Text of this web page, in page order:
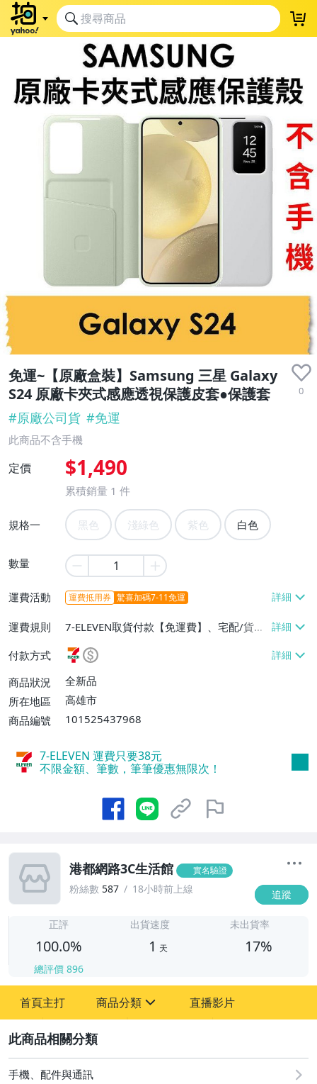
免運~【原廠盒裝】Samsung 三星 Galaxy
S24 原廠卡夾式感應透視保護皮套●保護套
0
#原廠公司貨 #免運
此商品不含手機
定價 $1,490
累積銷量 1 件
規格一 黑色 淺綠色 紫色 白色
數量
運費活動 運費抵用券 驚喜加碼7-11免運
運費規則
7-ELEVEN取貨付款【免運費】、宅配/貨運
【單件運費$60】、面交/自取/不寄送【免
運費】
付款方式
商品狀況
全新品
所在地區
高雄市
商品編號
101525437968
7-ELEVEN 運費只要38元
不限金額、筆數，筆筆優惠無限次！
港都網路3C生活館 實名驗證
粉絲數 587 18小時前上線 追蹤
正評
100.0%
總評價 896
出貨速度
1 天
未出貨率
17%
首頁主打 商品分類
手機、配件與通訊
汽機車精品百貨
直播影片
手機、配件與通訊